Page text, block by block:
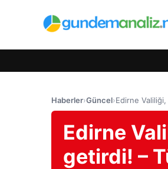
Haberler›Güncel›Edirne
Edirne
getirdi! –